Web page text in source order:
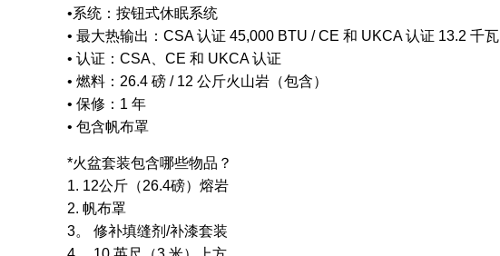
•系统：按钮式休眠系统
• 最大热输出：CSA 认证 45,000 BTU / CE 和 UKCA 认证 13.2 千瓦
• 认证：CSA、CE 和 UKCA 认证
• 燃料：26.4 磅 / 12 公斤火山岩（包含）
• 保修：1 年
• 包含帆布罩
*火盆套装包含哪些物品？
1. 12公斤（26.4磅）熔岩
2. 帆布罩
3。 修补填缝剂/补漆套装